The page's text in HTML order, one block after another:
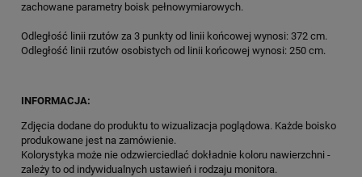
zachowane parametry boisk pełnowymiarowych.
Odległość linii rzutów za 3 punkty od linii końcowej wynosi: 372 cm.
Odległość linii rzutów osobistych od linii końcowej wynosi: 250 cm.
INFORMACJA:
Zdjęcia dodane do produktu to wizualizacja poglądowa. Każde boisko
produkowane jest na zamówienie.
Kolorystyka może nie odzwierciedlać dokładnie koloru nawierzchni -
zależy to od indywidualnych ustawień i rodzaju monitora.